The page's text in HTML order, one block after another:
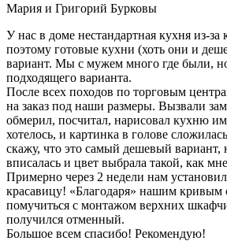
Мария и Григорий Бурковы
У нас в доме нестандартная кухня из-за
поэтому готовые кухни (хоть они и
вариант. Мы с мужем много где были,
подходящего варианта.
После всех походов по торговым
на заказ под наши размеры. Вызвали
обмерил, посчитал, нарисовал кухню
хотелось, и картинка в голове
скажу, что это самый дешевый вариант,
вписалась и цвет выбрала такой, как
Примерно через 2 недели нам
красавицу! «Благодаря» нашим
помучиться с монтажом верхних
получился отменный.
Большое всем спасибо! Рекомендую!